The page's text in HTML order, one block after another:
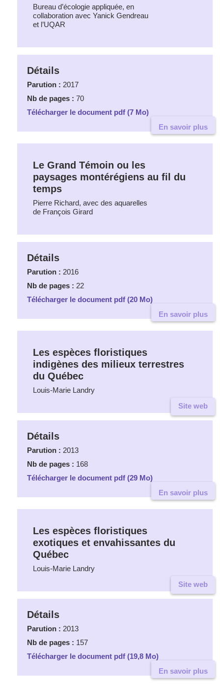
Bureau d’écologie appliquée, en
collaboration avec Yanick Gendreau
et l’UQAR
Détails
Parution : 2017
Nb de pages : 70
Télécharger le document pdf (7 Mo)
En savoir plus
Le Grand Témoin ou les
paysages montérégiens au fil du
temps
Pierre Richard, avec des aquarelles
de François Girard
Détails
Parution : 2016
Nb de pages : 22
Télécharger le document pdf (20 Mo)
En savoir plus
Les espèces floristiques
indigènes des milieux terrestres
du Québec
Louis-Marie Landry
Site web
Détails
Parution : 2013
Nb de pages : 168
Télécharger le document pdf (29 Mo)
En savoir plus
Les espèces floristiques
exotiques et envahissantes du
Québec
Louis-Marie Landry
Site web
Détails
Parution : 2013
Nb de pages : 157
Télécharger le document pdf (19,8 Mo)
En savoir plus